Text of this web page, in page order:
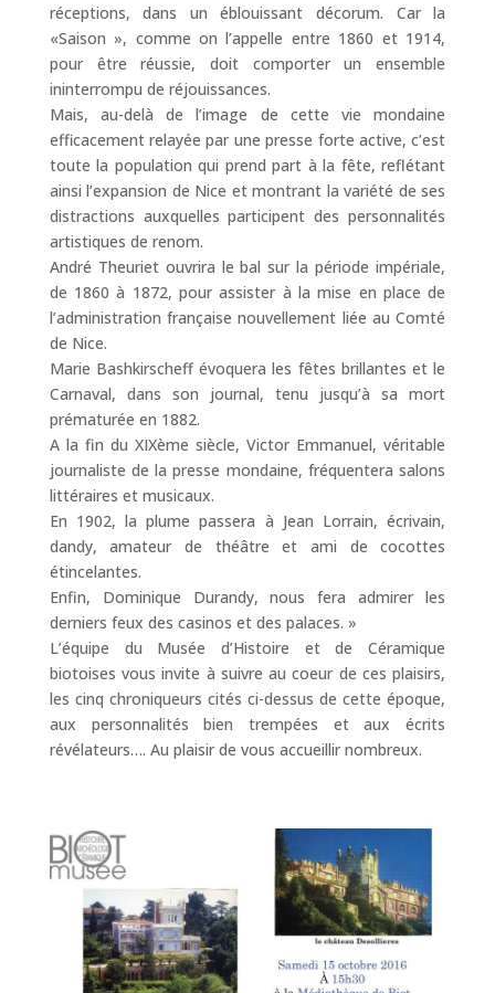
réceptions, dans un éblouissant décorum. Car la
«Saison », comme on l’appelle entre 1860 et 1914,
pour être réussie, doit comporter un ensemble
ininterrompu de réjouissances.
Mais, au-delà de l’image de cette vie mondaine
efficacement relayée par une presse forte active, c’est
toute la population qui prend part à la fête, reflétant
ainsi l’expansion de Nice et montrant la variété de ses
distractions auxquelles participent des personnalités
artistiques de renom.
André Theuriet ouvrira le bal sur la période impériale,
de 1860 à 1872, pour assister à la mise en place de
l’administration française nouvellement liée au Comté
de Nice.
Marie Bashkirscheff évoquera les fêtes brillantes et le
Carnaval, dans son journal, tenu jusqu’à sa mort
prématurée en 1882.
A la fin du XIXème siècle, Victor Emmanuel, véritable
journaliste de la presse mondaine, fréquentera salons
littéraires et musicaux.
En 1902, la plume passera à Jean Lorrain, écrivain,
dandy, amateur de théâtre et ami de cocottes
étincelantes.
Enfin, Dominique Durandy, nous fera admirer les
derniers feux des casinos et des palaces. »
L’équipe du Musée d’Histoire et de Céramique
biotoises vous invite à suivre au coeur de ces plaisirs,
les cinq chroniqueurs cités ci-dessus de cette époque,
aux personnalités bien trempées et aux écrits
révélateurs…. Au plaisir de vous accueillir nombreux.